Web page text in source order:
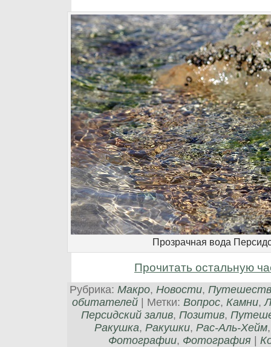
Прозрачная вода
Прочитать остальную
Рубрика: Макро, Новости,
обитателей| Метки: Вопрос, Камни,
Персидский залив, Позитив,
Ракушка, Ракушки, Рас-Аль-Хейм
Фотографии, Фотография|